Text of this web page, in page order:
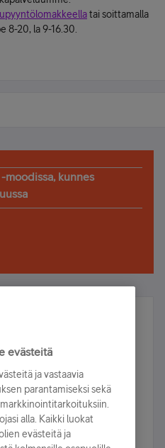
tai soittamalla
8-20, la 9-16.30.
moodissa, kunnes
ja voita!
mukana arvonnassa.
evästeitä
ja vastaavia
parantamiseksi sekä
alla. Kaikki luokat
evästeitä ja